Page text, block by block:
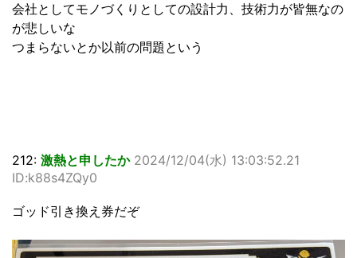
会社としてモノづくりとしての設計力、技術力が皆無なの
が悲しいな
つまらないとか以前の問題という
212: 激熱と申したか 2024/12/04(水) 13:03:52.21
ID:k88s4ZQy0
ゴッド引き換え券だぞ